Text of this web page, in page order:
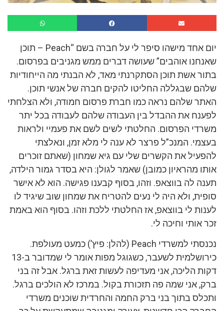
יום אחד מישהו סיפר לי על חברה בשם “Peach – תוכן
שאנחנו אוהבים” שעושה דברים ממש מגניבים בפרסום.
בתור אשת תוכן הסתקרנתי מאד, לא הבנתי מה הייחודיות
שלהם שבגללה החליטו להקים חברה של אנשי תוכן.
האתר שלהם נראה כמו חברת פרסום חמודה, ולא הצלחתי
לפענח את ההבדל בין העבודה שלהם לעבודה בכל יתר
משרדי הפרסום. החלטתי לשים לשם את פעמיי ולראות
בעצמי. המנכ”ל פרצר לא ענה לי מלא זמן, ונאלצתי
להפעיל את הקשרים שלי עם גיא שמחון (שאתם זוכרים
אותו מהראיון כמובן) שאמר לגולן: היא בסדר גמור הילדה,
תענה לה בווצאפ. וזהו, בסוף קבענו פגישה. הוא לא אישר
סופית, ולא היה לי נעים להטריח את שמחון שוב שיגיד לו
לענות לי בווצאפ, אז החלטתי ללכת וזהו. בסוף הוא באמת
זכר אותי וחיכה לי.
נכנסתי למשרדי Peach (להלן: פיץ’) כמעט מעולפת.
כירושלמית לשעבר, כשגוגל מפות אומר לי שמדובר ב-13
דקות הליכה, אני מעדיפה לעשות זאת ברגל. אבל זה בני
ברק, אני שמה פה תזכורת בקול. במרכז לא הולכים ברגל.
ותכלס בתוך בני ברק החמה והחרדית שוכנים משרדי